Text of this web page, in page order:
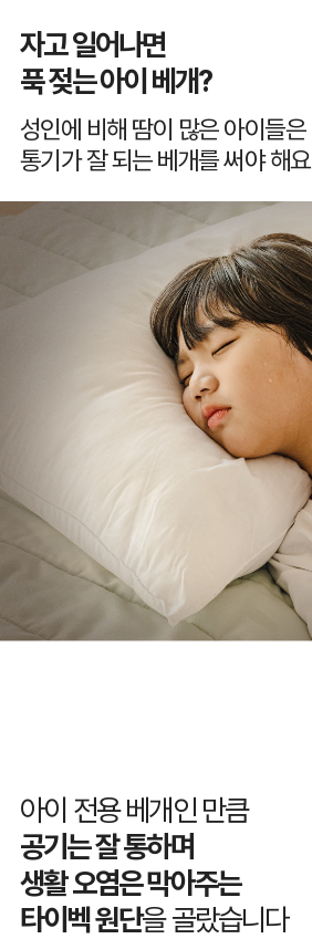
자고 일어나면
푹 젖는 아이 베개?
성인에 비해 땀이 많은 아이들은
통기가 잘 되는 베개를 써야 해요
아이 전용 베개인 만큼
공기는 잘 통하며
생활 오염은 막아주는
타이벡 원단을 골랐습니다